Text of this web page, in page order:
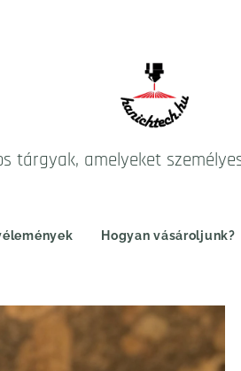
tárgyak, amelyeket
Hogyan vásároljunk?